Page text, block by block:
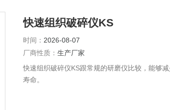
快速组织破碎仪KS
时间： 2026-08-07
厂商性质： 生产厂家
快速组织破碎仪KS跟常规的研磨仪比较，能够
寿命。